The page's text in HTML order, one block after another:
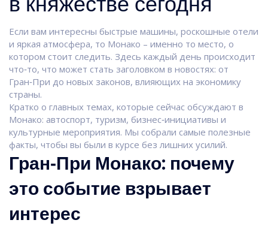
Если вам интересны быстрые машины, роскошные отели
и яркая атмосфера, то Монако – именно то место, о
котором стоит следить. Здесь каждый день происходит
что‑то, что может стать заголовком в новостях: от
Гран‑При до новых законов, влияющих на экономику
страны.
Кратко о главных темах, которые сейчас обсуждают в
Монако: автоспорт, туризм, бизнес‑инициативы и
культурные мероприятия. Мы собрали самые полезные
факты, чтобы вы были в курсе без лишних усилий.
Гран‑При Монако: почему
это событие взрывает
интерес